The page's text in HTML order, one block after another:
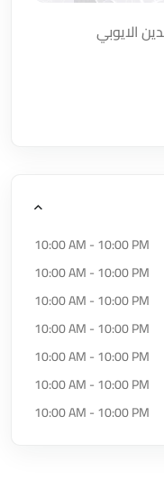
الايوبي
10:00 AM - 10:00 PM
10:00 AM - 10:00 PM
10:00 AM - 10:00 PM
10:00 AM - 10:00 PM
10:00 AM - 10:00 PM
10:00 AM - 10:00 PM
10:00 AM - 10:00 PM